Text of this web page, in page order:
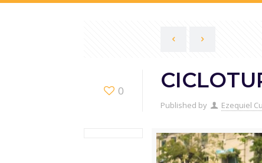
0
Published by Ezequiel